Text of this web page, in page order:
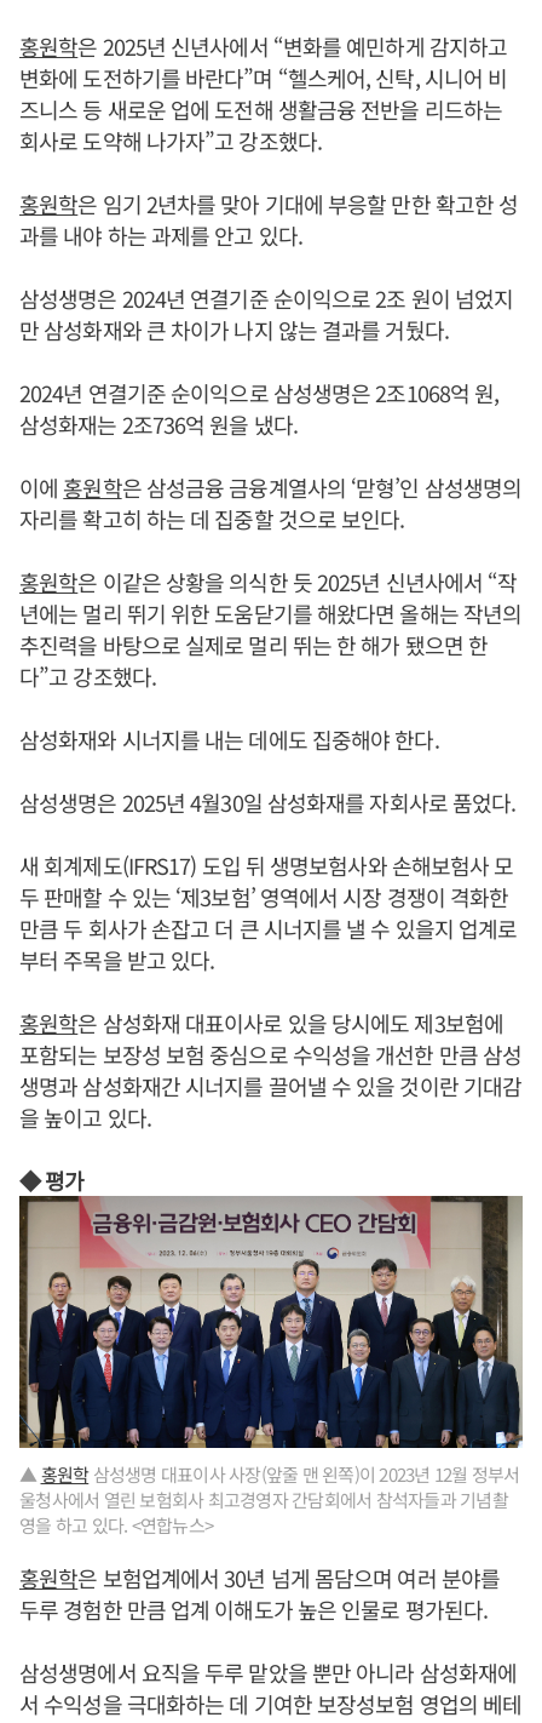
홍원학은 2025년 신년사에서 “변화를 예민하게 감지하고
변화에 도전하기를 바란다”며 “헬스케어, 신탁, 시니어 비
즈니스 등 새로운 업에 도전해 생활금융 전반을 리드하는
회사로 도약해 나가자”고 강조했다.
홍원학은 임기 2년차를 맞아 기대에 부응할 만한 확고한 성
과를 내야 하는 과제를 안고 있다.
삼성생명은 2024년 연결기준 순이익으로 2조 원이 넘었지
만 삼성화재와 큰 차이가 나지 않는 결과를 거뒀다.
2024년 연결기준 순이익으로 삼성생명은 2조1068억 원,
삼성화재는 2조736억 원을 냈다.
이에 홍원학은 삼성금융 금융계열사의 ‘맏형’인 삼성생명의
자리를 확고히 하는 데 집중할 것으로 보인다.
홍원학은 이같은 상황을 의식한 듯 2025년 신년사에서 “작
년에는 멀리 뛰기 위한 도움닫기를 해왔다면 올해는 작년의
추진력을 바탕으로 실제로 멀리 뛰는 한 해가 됐으면 한
다”고 강조했다.
삼성화재와 시너지를 내는 데에도 집중해야 한다.
삼성생명은 2025년 4월30일 삼성화재를 자회사로 품었다.
새 회계제도(IFRS17) 도입 뒤 생명보험사와 손해보험사 모
두 판매할 수 있는 ‘제3보험’ 영역에서 시장 경쟁이 격화한
만큼 두 회사가 손잡고 더 큰 시너지를 낼 수 있을지 업계로
부터 주목을 받고 있다.
홍원학은 삼성화재 대표이사로 있을 당시에도 제3보험에
포함되는 보장성 보험 중심으로 수익성을 개선한 만큼 삼성
생명과 삼성화재간 시너지를 끌어낼 수 있을 것이란 기대감
을 높이고 있다.
◆ 평가
▲홍원학삼성생명 대표이사 사장(앞줄 맨 왼쪽)이 2023년 12월 정부서
울청사에서 열린 보험회사 최고경영자 간담회에서 참석자들과 기념촬
영을 하고 있다. <연합뉴스>
홍원학은 보험업계에서 30년 넘게 몸담으며 여러 분야를
두루 경험한 만큼 업계 이해도가 높은 인물로 평가된다.
삼성생명에서 요직을 두루 맡았을 뿐만 아니라 삼성화재에
서 수익성을 극대화하는 데 기여한 보장성보험 영업의 베테